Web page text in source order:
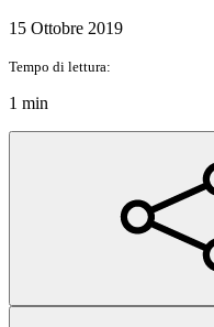
15 Ottobre 2019
Tempo di lettura:
1 min